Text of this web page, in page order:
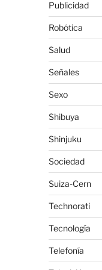
Publicidad
Robótica
Salud
Señales
Sexo
Shibuya
Shinjuku
Sociedad
Suiza-Cern
Technorati
Tecnología
Telefonía